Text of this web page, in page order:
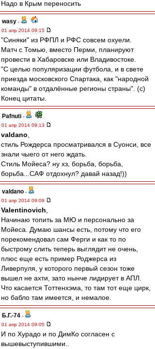
Надо в Крым переносить
wasy -
01 апр 2014 09:15
"Синяки" из РФПЛ и РФС совсем охуели.
Матч с Томью, вместо Перми, планируют
провести в Хабаровске или Владивостоке.
"С целью популяризации футбола, и в свете
приезда московского Спартака, как "народной
команды" в отдалённые регионы страны". (с)
Конец цитаты.
Pafnuti -
01 апр 2014 09:13
valdano
стиль Рождерса просматривался в Суонси, все
знали чыего от него ждать.
Стиль Мойеса? ну хз, борьба, борьба,
борьба...САФ отдохнул? давай назад!))
valdano -
01 апр 2014 09:09
Valentinovich
Начинаю топить за МЮ и персонально за
Мойеса. Думаю шансы есть, потому что его
порекомендовал сам Ферги и как то по
быстрому слить теперь выглядит не очень,
плюс еще есть пример Роджерса из
Ливерпуля, у которого первый сезон тоже
вышел не ахти, зато нынче лидирует в АПЛ.
Что касается Тоттенхэма, то там тот еще цирк,
но бабло там имеется, и немалое.
Б.Г.-74 -
01 апр 2014 09:05
И по Хурадо и по ДимКо согласен с
вышевыступившими..